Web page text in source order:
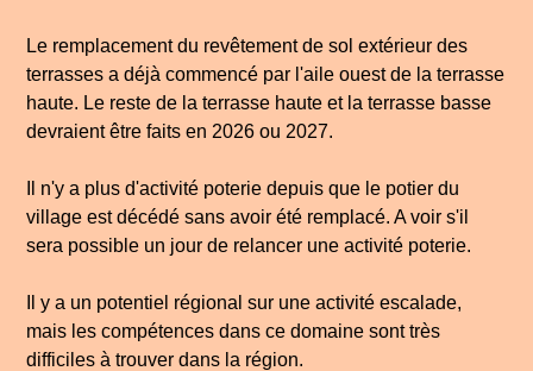
Le remplacement du revêtement de sol extérieur des
terrasses a déjà commencé par l'aile ouest de la terrasse
haute. Le reste de la terrasse haute et la terrasse basse
devraient être faits en 2026 ou 2027.
Il n'y a plus d'activité poterie depuis que le potier du
village est décédé sans avoir été remplacé. A voir s'il
sera possible un jour de relancer une activité poterie.
Il y a un potentiel régional sur une activité escalade,
mais les compétences dans ce domaine sont très
difficiles à trouver dans la région.